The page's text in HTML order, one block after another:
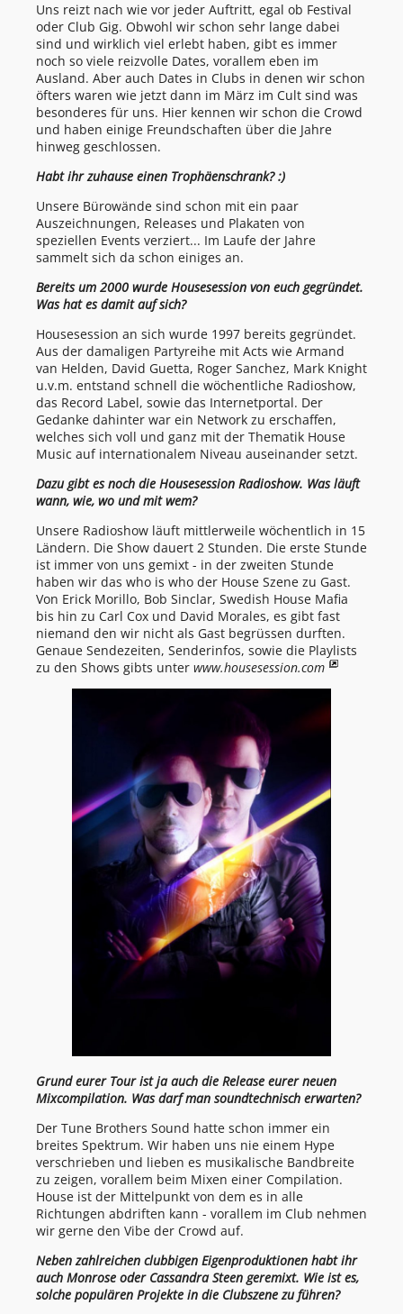
Uns reizt nach wie vor jeder Auftritt, egal ob Festival
oder Club Gig. Obwohl wir schon sehr lange dabei
sind und wirklich viel erlebt haben, gibt es immer
noch so viele reizvolle Dates, vorallem eben im
Ausland. Aber auch Dates in Clubs in denen wir schon
öfters waren wie jetzt dann im März im Cult sind was
besonderes für uns. Hier kennen wir schon die Crowd
und haben einige Freundschaften über die Jahre
hinweg geschlossen.
Habt ihr zuhause einen Trophäenschrank? :)
Unsere Bürowände sind schon mit ein paar
Auszeichnungen, Releases und Plakaten von
speziellen Events verziert... Im Laufe der Jahre
sammelt sich da schon einiges an.
Bereits um 2000 wurde Housesession von euch gegründet.
Was hat es damit auf sich?
Housesession an sich wurde 1997 bereits gegründet.
Aus der damaligen Partyreihe mit Acts wie Armand
van Helden, David Guetta, Roger Sanchez, Mark Knight
u.v.m. entstand schnell die wöchentliche Radioshow,
das Record Label, sowie das Internetportal. Der
Gedanke dahinter war ein Network zu erschaffen,
welches sich voll und ganz mit der Thematik House
Music auf internationalem Niveau auseinander setzt.
Dazu gibt es noch die Housesession Radioshow. Was läuft
wann, wie, wo und mit wem?
Unsere Radioshow läuft mittlerweile wöchentlich in 15
Ländern. Die Show dauert 2 Stunden. Die erste Stunde
ist immer von uns gemixt - in der zweiten Stunde
haben wir das who is who der House Szene zu Gast.
Von Erick Morillo, Bob Sinclar, Swedish House Mafia
bis hin zu Carl Cox und David Morales, es gibt fast
niemand den wir nicht als Gast begrüssen durften.
Genaue Sendezeiten, Senderinfos, sowie die Playlists
zu den Shows gibts unter www.housesession.com
Grund eurer Tour ist ja auch die Release eurer neuen
Mixcompilation. Was darf man soundtechnisch erwarten?
Der Tune Brothers Sound hatte schon immer ein
breites Spektrum. Wir haben uns nie einem Hype
verschrieben und lieben es musikalische Bandbreite
zu zeigen, vorallem beim Mixen einer Compilation.
House ist der Mittelpunkt von dem es in alle
Richtungen abdriften kann - vorallem im Club nehmen
wir gerne den Vibe der Crowd auf.
Neben zahlreichen clubbigen Eigenproduktionen habt ihr
auch Monrose oder Cassandra Steen geremixt. Wie ist es,
solche populären Projekte in die Clubszene zu führen?